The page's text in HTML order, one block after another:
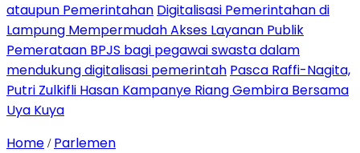
ataupun Pemerintahan Digitalisasi Pemerintahan di
Lampung Mempermudah Akses Layanan Publik
Pemerataan BPJS bagi pegawai swasta dalam
mendukung digitalisasi pemerintah Pasca Raffi-Nagita,
Putri Zulkifli Hasan Kampanye Riang Gembira Bersama
Uya Kuya
Home / Parlemen